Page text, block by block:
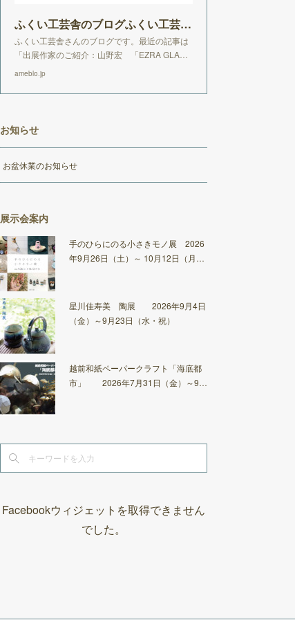
ふくい工芸舎のブログふくい工芸舎のブログ
ふくい工芸舎さんのブログです。最近の記事は
「出展作家のご紹介：山野宏 「EZRA GLA…
ameblo.jp
お知らせ
お盆休業のお知らせ
展示会案内
手のひらにのる小さきモノ展 2026
年9月26日（土）～ 10月12日（月…
星川佳寿美 陶展 2026年9月4日
（金）～9月23日（水・祝）
越前和紙ペーパークラフト「海底都
市」 2026年7月31日（金）～9…
Facebookウィジェットを取得できません
でした。